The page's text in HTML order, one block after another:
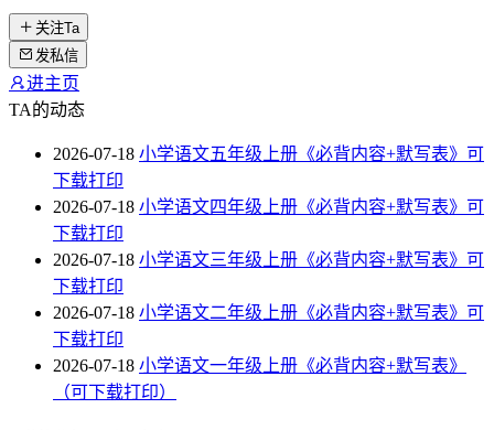
关注Ta
发私信
进主页
TA的动态
2026-07-18 小学语文五年级上册《必背内容+默写表》可
下载打印
2026-07-18 小学语文四年级上册《必背内容+默写表》可
下载打印
2026-07-18 小学语文三年级上册《必背内容+默写表》可
下载打印
2026-07-18 小学语文二年级上册《必背内容+默写表》可
下载打印
2026-07-18 小学语文一年级上册《必背内容+默写表》
（可下载打印）